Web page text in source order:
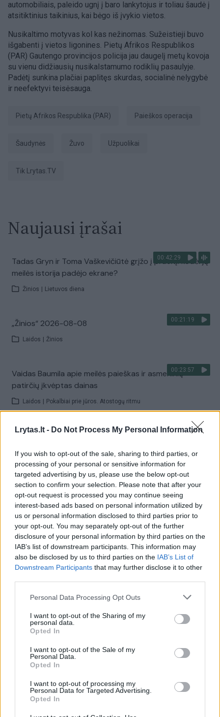
Lrytas.lt - Do Not Process My Personal Information
If you wish to opt-out of the sale, sharing to third parties, or
processing of your personal or sensitive information for
targeted advertising by us, please use the below opt-out
section to confirm your selection. Please note that after your
opt-out request is processed you may continue seeing
interest-based ads based on personal information utilized by
us or personal information disclosed to third parties prior to
your opt-out. You may separately opt-out of the further
disclosure of your personal information by third parties on the
IAB’s list of downstream participants. This information may
also be disclosed by us to third parties on the IAB’s List of
Downstream Participants that may further disclose it to other
Personal Data Processing Opt Outs
I want to opt-out of the Sharing of my
personal data.
Opted In
I want to opt-out of the Sale of my
Personal Data.
Opted In
I want to opt-out of processing my
Personal Data for Targeted Advertising.
Opted In
automobiliais, paleido ugnį į baro lankytojus ir toliau šaudė į
atsitiktinius taikinius, kai bėgo iš įvykio vietos.
Nusikaltimo motyvas kol kas nežinomas. Sužeistieji buvo
išgabenti į vietos ligonines. Pietų Afrikos Respublikos
(PAR) Gautengo provincijos policija jau daugelį metų kovoja
su vienu didžiausių nusikalstamumo rodiklių pasaulyje.
Padėtį sunkina plačiai paplitęs skurdas, socialinė nelygybė
ir neefektyvi teisėsauga.
Pietų Afrikos Respublika (PAR) paieškos operacija
šaudynės žuvo užpuolikai
tik Lrytas.TV
Naujausi įrašai
00:42:29
Tadas Gryn ir Toma Vaškevičiūtė grįžo į praeitį: kodėl jų
meilės istorija padėjo ekrane?
Žinios Lietuvos diena
00:21:19
„Žinios“ 2026-08-08
Laidos Žinios
00:23:57
Vaidas Baumila apie meilės paieškas ir asmeninių
patirčių įkvėptas dainas
Laidos Pokalbiai prie jūros. Atostogų ritmu
00:00:40
Dronai Vokietijoje kelia vis daugiau klausimų: du
Žinios | Pasaulis
Visi įrašai
Žiūrimiausi įrašai
32 laipsnių šilumos
Žinios | Orai
V. Zalužno pasisakymą laiko bandymu įsitvirtinti
Ukrainos politikoje: jis yra neteisus